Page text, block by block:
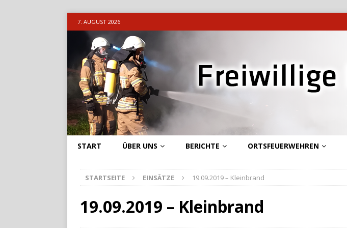
7. AUGUST 2026
START ÜBER UNS BERICHTE ORTSFEUERWEHREN
STARTSEITE EINSÄTZE 19.09.2019 – Kleinbrand
19.09.2019 – Kleinbrand